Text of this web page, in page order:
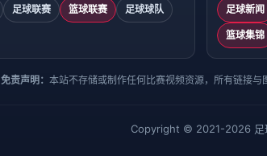
足球联赛 篮球联赛 足球球队 足球新闻
篮球集锦
免责声明： 本站不存储或制作任何比赛视频资源，所有链接
Copyright © 2021-2026 足